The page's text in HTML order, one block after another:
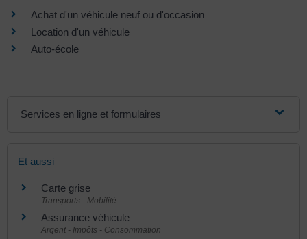
Achat d'un véhicule neuf ou d'occasion
Location d'un véhicule
Auto-école
Services en ligne et formulaires
Et aussi
Carte grise
Transports - Mobilité
Assurance véhicule
Argent - Impôts - Consommation